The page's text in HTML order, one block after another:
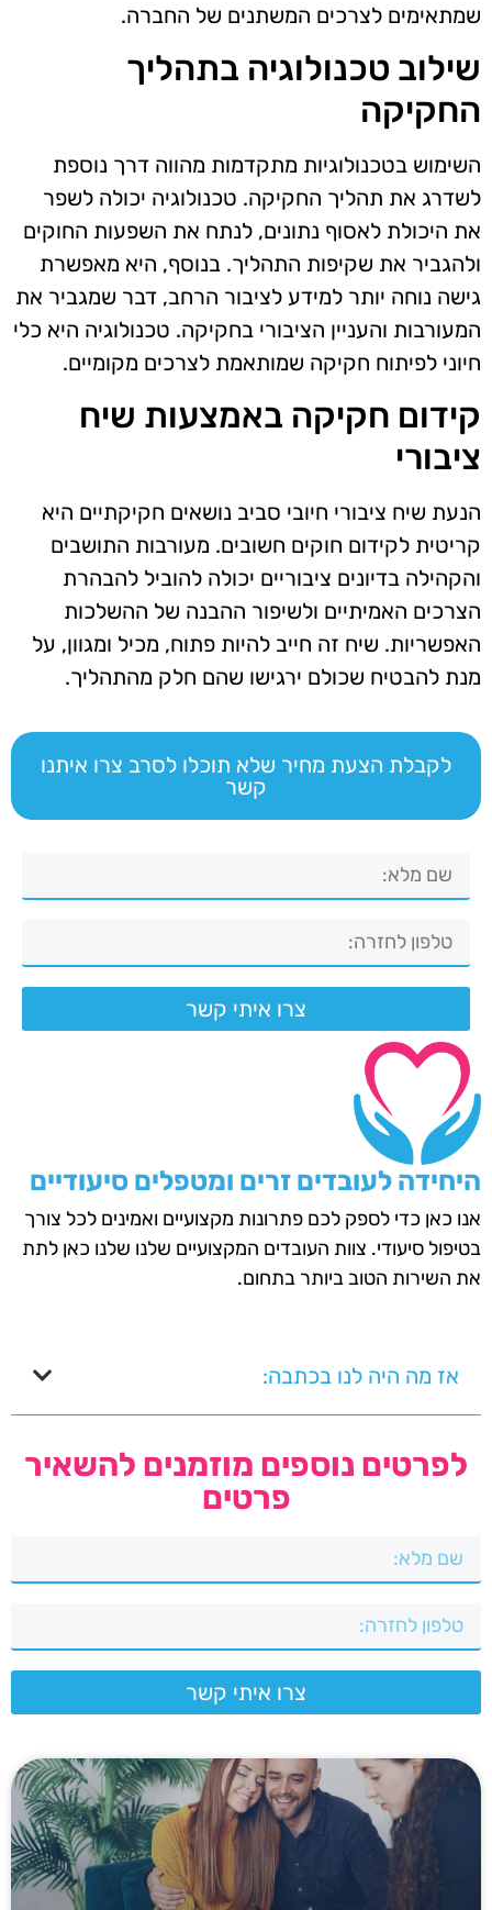
שמתאימים לצרכים המשתנים של החברה.
שילוב טכנולוגיה בתהליך
החקיקה
השימוש בטכנולוגיות מתקדמות מהווה דרך נוספת
לשדרג את תהליך החקיקה. טכנולוגיה יכולה לשפר
את היכולת לאסוף נתונים, לנתח את השפעות החוקים
ולהגביר את שקיפות התהליך. בנוסף, היא מאפשרת
גישה נוחה יותר למידע לציבור הרחב, דבר שמגביר את
המעורבות והעניין הציבורי בחקיקה. טכנולוגיה היא כלי
חיוני לפיתוח חקיקה שמותאמת לצרכים מקומיים.
קידום חקיקה באמצעות שיח
ציבורי
הנעת שיח ציבורי חיובי סביב נושאים חקיקתיים היא
קריטית לקידום חוקים חשובים. מעורבות התושבים
והקהילה בדיונים ציבוריים יכולה להוביל להבהרת
הצרכים האמיתיים ולשיפור ההבנה של ההשלכות
האפשריות. שיח זה חייב להיות פתוח, מכיל ומגוון, על
מנת להבטיח שכולם ירגישו שהם חלק מהתהליך.
לקבלת הצעת מחיר שלא תוכלו לסרב צרו איתנו
קשר
צרו איתי קשר
היחידה לעובדים זרים ומטפלים סיעודיים
אנו כאן כדי לספק לכם פתרונות מקצועיים ואמינים לכל צורך
בטיפול סיעודי. צוות העובדים המקצועיים שלנו שלנו כאן לתת
את השירות הטוב ביותר בתחום.
אז מה היה לנו בכתבה:
לפרטים נוספים מוזמנים להשאיר
פרטים
צרו איתי קשר